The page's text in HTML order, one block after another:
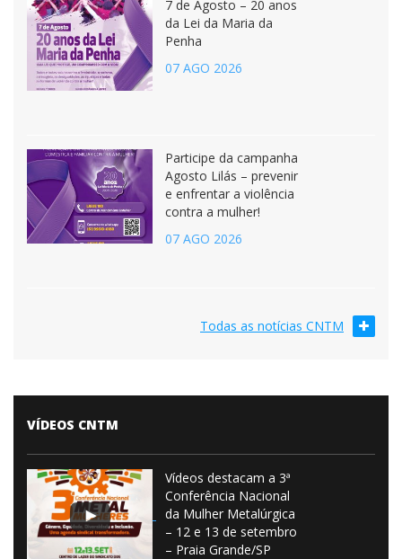
7 de Agosto – 20 anos
da Lei da Maria da
Penha
07 AGO 2026
Participe da campanha
Agosto Lilás – prevenir
e enfrentar a violência
contra a mulher!
07 AGO 2026
Todas as notícias CNTM
VÍDEOS CNTM
Vídeos destacam a 3ª
Conferência Nacional
da Mulher Metalúrgica
– 12 e 13 de setembro
– Praia Grande/SP